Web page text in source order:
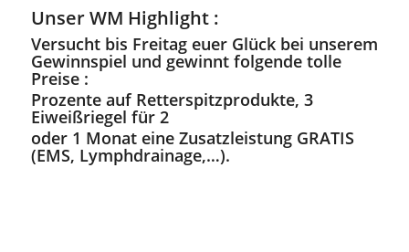
Unser WM Highlight :
Versucht bis Freitag euer Glück bei unserem
Gewinnspiel und gewinnt folgende tolle
Preise :
Prozente auf Retterspitzprodukte, 3
Eiweißriegel für 2
oder 1 Monat eine Zusatzleistung GRATIS
(EMS, Lymphdrainage,…).